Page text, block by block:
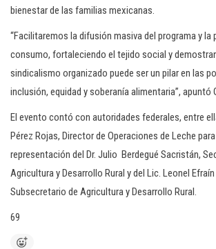
bienestar de las familias mexicanas.
“Facilitaremos la difusión masiva del programa y la
consumo, fortaleciendo el tejido social y
sindicalismo organizado puede ser un pilar en las
inclusión, equidad y soberanía alimentaria”, apuntó
El evento contó con autoridades federales, entre
Pérez Rojas, Director de Operaciones de Leche
representación del Dr. Julio Berdegué Sacristán,
Agricultura y Desarrollo Rural y del Lic. Leonel
Subsecretario de Agricultura y Desarrollo Rural.
69